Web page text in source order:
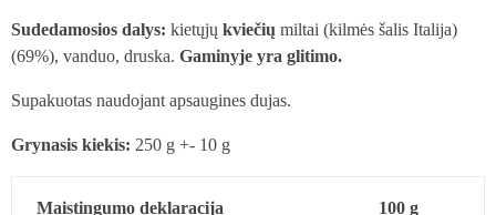
Sudedamosios dalys: kietųjų kviečių miltai (kilmės šalis Italija)
(69%), vanduo, druska. Gaminyje yra glitimo.
Supakuotas naudojant apsaugines dujas.
Grynasis kiekis: 250 g +- 10 g
Maistingumo deklaracija 100 g